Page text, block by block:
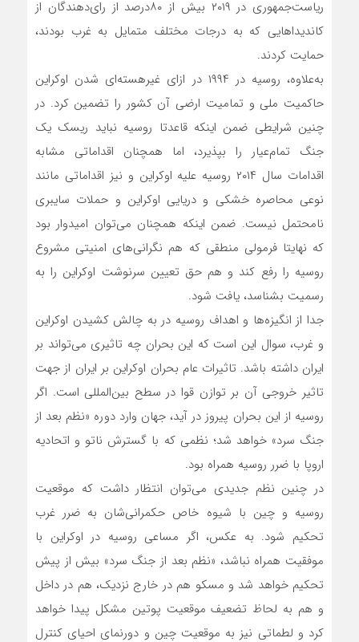
ریاست‌جمهوری در ۲۰۱۹ بیش از ۸۰درصد از رای‌دهندگان از
کاندیداهایی که به درجات مختلف متمایل به غرب بودند،
حمایت کردند.
به‌علاوه، روسیه در ۱۹۹۴ در ازای غیرهسته‌ای شدن اوکراین
حاکمیت ملی و تمامیت ارضی آن کشور را تضمین کرد. در
چنین شرایطی ضمن اینکه قاعدتا روسیه نباید ریسک یک
جنگ تمام‌عیار را بپذیرد، اما همچنان اقداماتی مشابه
اقدامات سال ۲۰۱۴ روسیه علیه اوکراین و نیز اقداماتی مانند
نوعی محاصره خشکی و دریایی اوکراین و حملات سایبری
نامحتمل نیست. ضمن اینکه همچنان می‌توان امیدوار بود
که نهایتا فرمولی منطقی که هم نگرانی‌های امنیتی مشروع
روسیه را رفع کند و هم حق تعیین سرنوشت اوکراین را به
رسمیت بشناسد، یافت شود.
جدا از انگیزه‌ها و اهداف روسیه در به چالش کشیدن اوکراین
و غرب، سوال این است که این بحران چه تاثیری می‌تواند بر
ایران داشته باشد. تاثیرات عام بحران اوکراین بر ایران از جهت
تاثیر خروجی آن بر توازن قوا در سطح بین‌المللی است. اگر
روسیه از این بحران پیروز در آید، جهان وارد دوره «نظم بعد از
جنگ سرد» خواهد شد؛ نظمی که با گسترش ناتو و اتحادیه
اروپا با ضرر روسیه همراه بود.
در چنین نظم جدیدی می‌توان انتظار داشت که موقعیت
روسیه و چین با شیوه خاص حکمرانی‌شان به ضرر غرب
تحکیم شود. به عکس، اگر مساعی روسیه در اوکراین با
موفقیت همراه نباشد، «نظم بعد از جنگ سرد» بیش از پیش
تحکیم خواهد شد و مسکو هم در خارج نزدیک، هم در داخل
و هم به لحاظ تضعیف موقعیت پوتین مشکل پیدا خواهد
کرد و لطماتی نیز به موقعیت چین و دورنمای احیای کنترل